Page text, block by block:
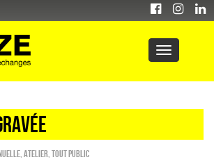
Atelier Tout public